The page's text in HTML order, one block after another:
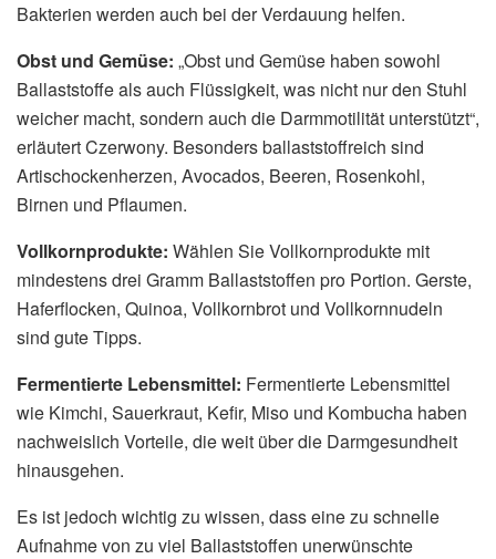
Bakterien werden auch bei der Verdauung helfen.
Obst und Gemüse: „Obst und Gemüse haben sowohl
Ballaststoffe als auch Flüssigkeit, was nicht nur den Stuhl
weicher macht, sondern auch die Darmmotilität unterstützt“,
erläutert Czerwony. Besonders ballaststoffreich sind
Artischockenherzen, Avocados, Beeren, Rosenkohl,
Birnen und Pflaumen.
Vollkornprodukte: Wählen Sie Vollkornprodukte mit
mindestens drei Gramm Ballaststoffen pro Portion. Gerste,
Haferflocken, Quinoa, Vollkornbrot und Vollkornnudeln
sind gute Tipps.
Fermentierte Lebensmittel: Fermentierte Lebensmittel
wie Kimchi, Sauerkraut, Kefir, Miso und Kombucha haben
nachweislich Vorteile, die weit über die Darmgesundheit
hinausgehen.
Es ist jedoch wichtig zu wissen, dass eine zu schnelle
Aufnahme von zu viel Ballaststoffen unerwünschte